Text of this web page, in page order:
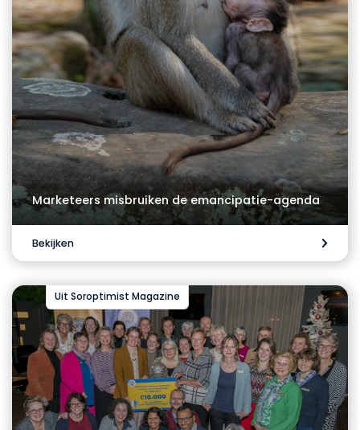
Marketeers misbruiken de emancipatie-agenda
Bekijken
Uit Soroptimist Magazine